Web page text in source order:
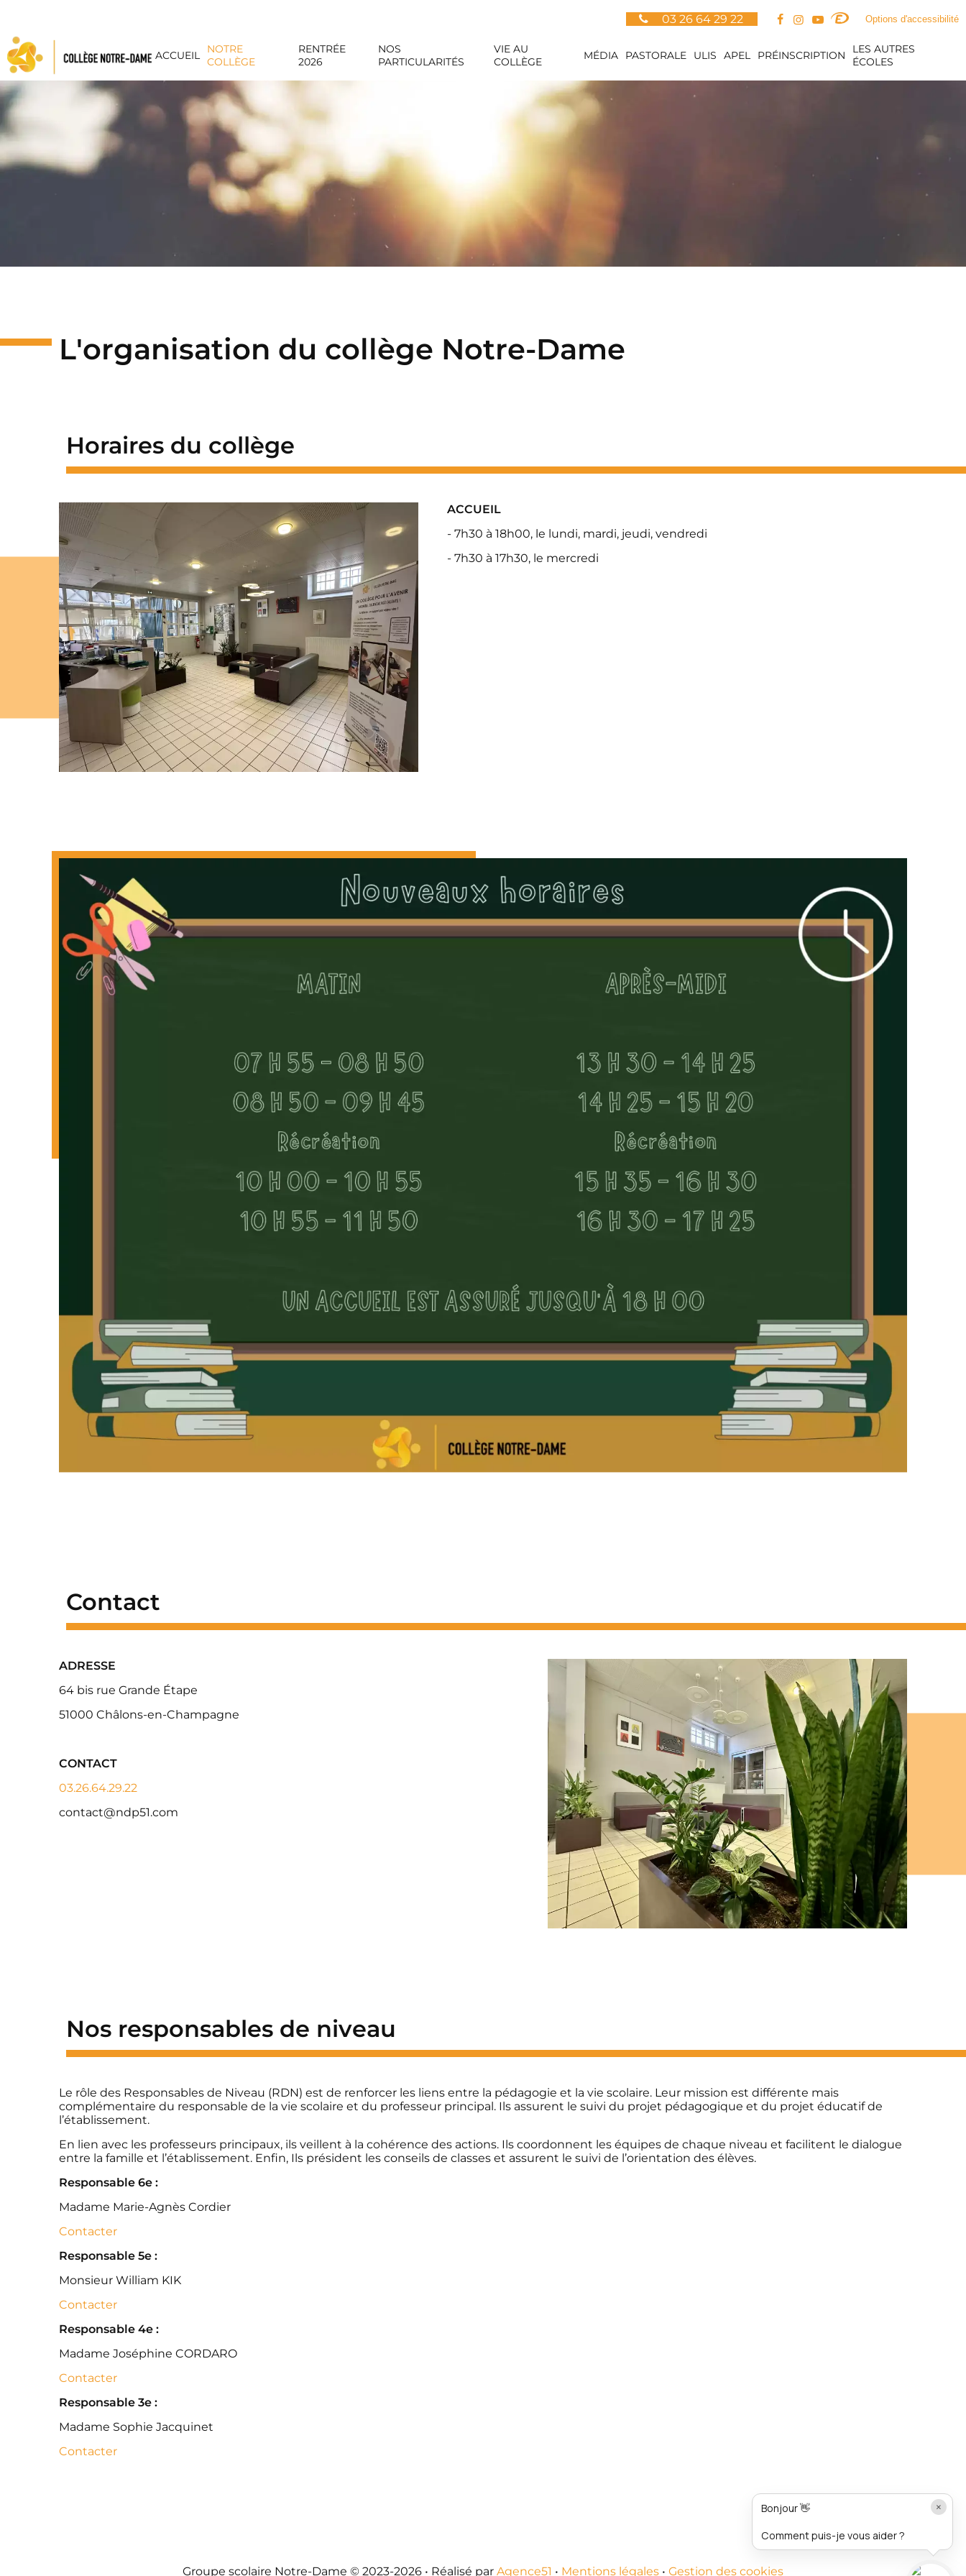
03 26 64 29 22 Options d'accessibilité
ACCUEIL NOTRE
COLLÈGE
RENTRÉE
2026
NOS
PARTICULARITÉS
VIE AU
COLLÈGE
MÉDIA PASTORALE ULIS APEL PRÉINSCRIPTION
LES AUTRES
ÉCOLES
L'organisation du collège Notre-Dame
Horaires du collège
ACCUEIL
- 7h30 à 18h00, le lundi, mardi, jeudi, vendredi
- 7h30 à 17h30, le mercredi
Contact
ADRESSE
64 bis rue Grande Étape
51000 Châlons-en-Champagne
CONTACT
03.26.64.29.22
contact@ndp51.com
Nos responsables de niveau
Le rôle des Responsables de Niveau (RDN) est de renforcer les liens entre la pédagogie et la vie scolaire. Leur mission est différente mais
complémentaire du responsable de la vie scolaire et du professeur principal. Ils assurent le suivi du projet pédagogique et du projet éducatif de
l’établissement.
En lien avec les professeurs principaux, ils veillent à la cohérence des actions. Ils coordonnent les équipes de chaque niveau et facilitent le dialogue
entre la famille et l’établissement. Enfin, Ils président les conseils de classes et assurent le suivi de l’orientation des élèves.
Responsable 6e :
Madame Marie-Agnès Cordier
Contacter
Responsable 5e :
Monsieur William KIK
Contacter
Responsable 4e :
Madame Joséphine CORDARO
Contacter
Responsable 3e :
Madame Sophie Jacquinet
Contacter
Groupe scolaire Notre-Dame © 2023-2026 • Réalisé par Agence51 • Mentions légales • Gestion des cookies
Bonjour 👋
Comment puis-je vous aider ?
×